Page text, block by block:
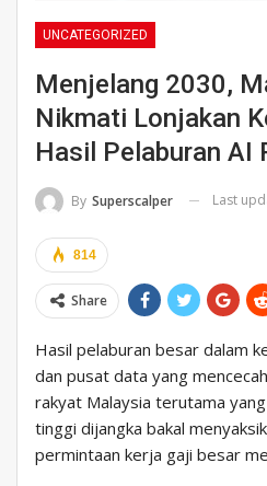
UNCATEGORIZED
Menjelang 2030,
Nikmati Lonjakan
Hasil Pelaburan AI
By Superscalper Last
814
Share
Hasil pelaburan besar dalam
dan pusat data yang
rakyat Malaysia terutama
tinggi dijangka bakal
permintaan kerja gaji besar